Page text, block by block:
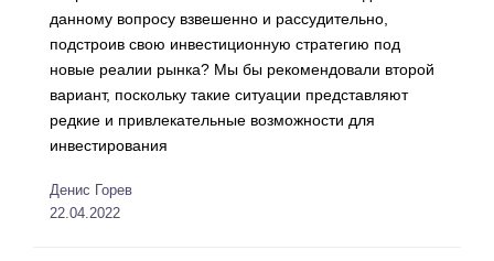
данному вопросу взвешенно и рассудительно,
подстроив свою инвестиционную стратегию под
новые реалии рынка? Мы бы рекомендовали второй
вариант, поскольку такие ситуации представляют
редкие и привлекательные возможности для
инвестирования
Денис Горев
22.04.2022